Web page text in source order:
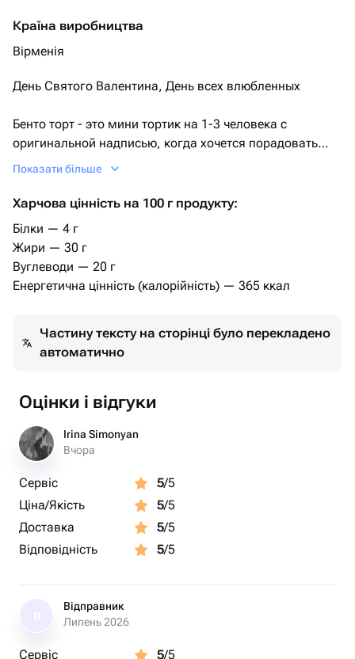
Країна виробництва
Вірменія
День Святого Валентина, День всех влюбленных
Бенто торт - это мини тортик на 1-3 человека с
оригинальной надписью, когда хочется порадовать
близкого человечка вкусным десертом.
Подойдет в подарок на день Валентина парню, другу,
на день Влюбленных/14 февраля.
Выберите идеальный вкус вашего Бенто-торта:
Шоколадный
Фисташковый
Рафаэлло
Красный бархат
📩 После оформления заказа вы можете написать нам
в чат — обсудим все детали: надпись, декор и
индивидуальный дизайн.
В Yerevan Cakes мы готовим бенто-торты с любовью и
вниманием к каждому пожеланию. Сделаем ваш
Показати більше
Харчова цінність на 100 г продукту:
Білки — 4 г
Жири — 30 г
Вуглеводи — 20 г
Енергетична цінність (калорійність) — 365 ккал
Частину тексту на сторінці було перекладено
автоматично
Оцінки і відгуки
Irina Simonyan
Вчора
Сервіс 5/5
Ціна/Якість
5/5
Доставка
5/5
Відповідність
5/5
Відправник
Липень 2026
Сервіс 5/5